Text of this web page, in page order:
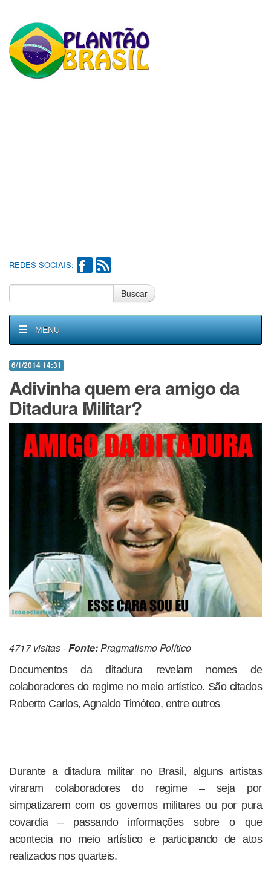
REDES SOCIAIS:
Buscar
MENU
6/1/2014 14:31
Adivinha quem era amigo da
Ditadura Militar?
4717 visitas -Fonte:Pragmatismo Político
Documentos da ditadura revelam nomes de
colaboradores do regime no meio artístico. São citados
Roberto Carlos, Agnaldo Timóteo, entre outros
Durante a ditadura militar no Brasil, alguns artistas
viraram colaboradores do regime – seja por
simpatizarem com os governos militares ou por pura
covardia – passando informações sobre o que
acontecia no meio artístico e participando de atos
realizados nos quarteis.